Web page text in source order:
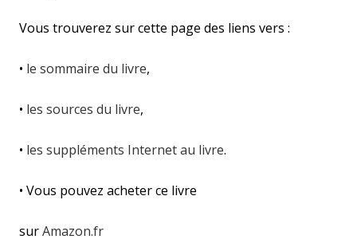
Vous trouverez sur cette page des liens vers :
• le sommaire du livre,
• les sources du livre,
• les suppléments Internet au livre.
• Vous pouvez acheter ce livre
surAmazon.fr